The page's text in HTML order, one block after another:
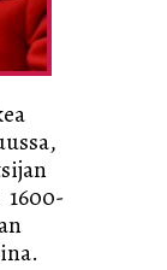
1600-